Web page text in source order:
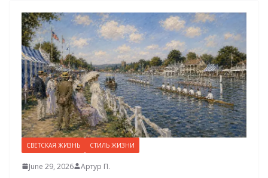
СВЕТСКАЯ ЖИЗНЬ СТИЛЬ ЖИЗНИ
June 29, 2026 Артур П.